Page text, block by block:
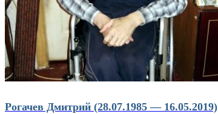
Рогачев Дмитрий (28.07.1985 — 16.05.2019)